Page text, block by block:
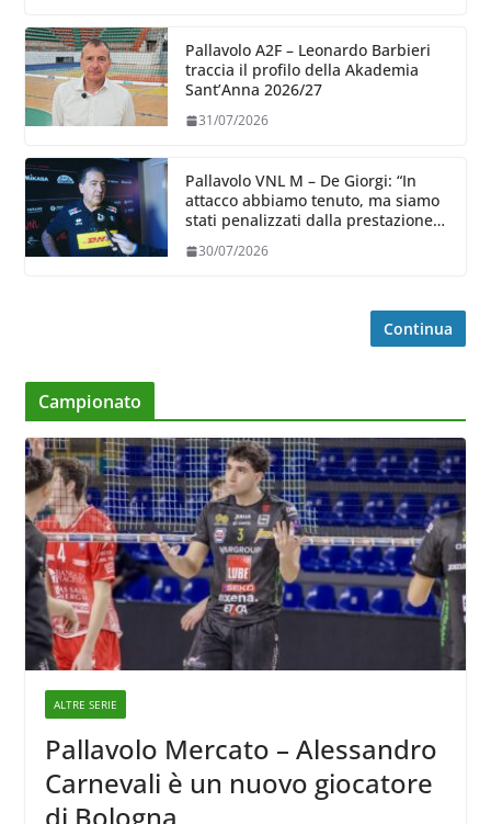
Pallavolo A2F – Leonardo Barbieri
traccia il profilo della Akademia
Sant’Anna 2026/27
31/07/2026
Pallavolo VNL M – De Giorgi: “In
attacco abbiamo tenuto, ma siamo
stati penalizzati dalla prestazione
30/07/2026
Continua
Campionato
ALTRE SERIE
Pallavolo Mercato – Alessandro
Carnevali è un nuovo giocatore